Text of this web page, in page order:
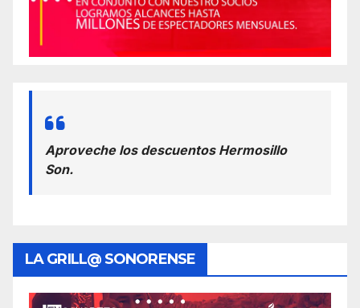
Aproveche los descuentos Hermosillo
Son.
LA GRILL@ SONORENSE